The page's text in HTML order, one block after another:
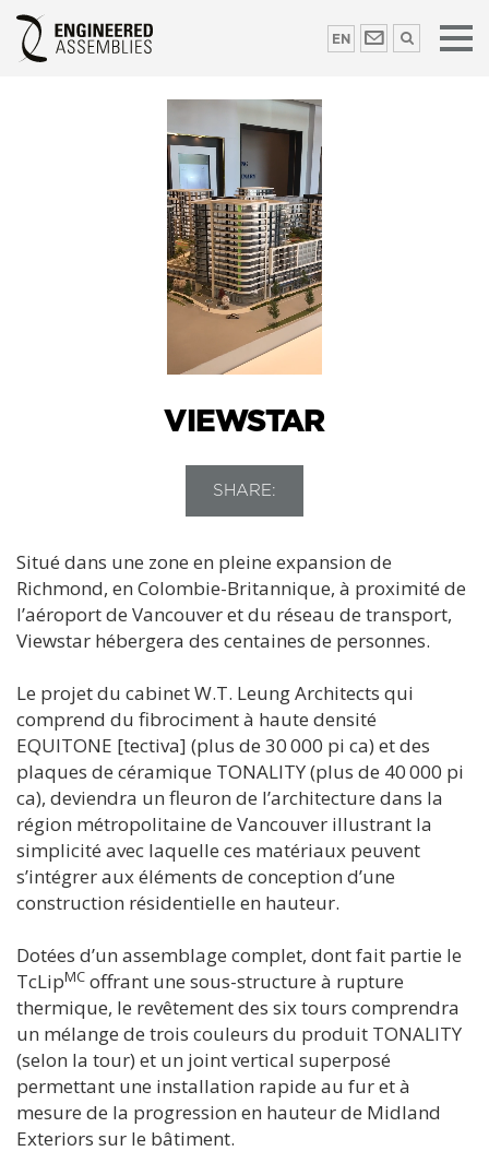
EN
VIEWSTAR
SHARE:
Situé dans une zone en pleine expansion de
Richmond, en Colombie-Britannique, à proximité de
l’aéroport de Vancouver et du réseau de transport,
Viewstar hébergera des centaines de personnes.
Le projet du cabinet W.T. Leung Architects qui
comprend du fibrociment à haute densité
EQUITONE [tectiva] (plus de 30 000 pi ca) et des
plaques de céramique TONALITY (plus de 40 000 pi
ca), deviendra un fleuron de l’architecture dans la
région métropolitaine de Vancouver illustrant la
simplicité avec laquelle ces matériaux peuvent
s’intégrer aux éléments de conception d’une
construction résidentielle en hauteur.
Dotées d’un assemblage complet, dont fait partie le
TcLipMC offrant une sous-structure à rupture
thermique, le revêtement des six tours comprendra
un mélange de trois couleurs du produit TONALITY
(selon la tour) et un joint vertical superposé
permettant une installation rapide au fur et à
mesure de la progression en hauteur de Midland
Exteriors sur le bâtiment.